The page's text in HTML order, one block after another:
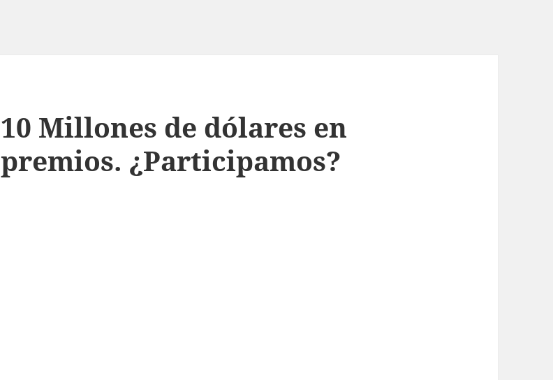
10 Millones de dólares en
premios. ¿Participamos?